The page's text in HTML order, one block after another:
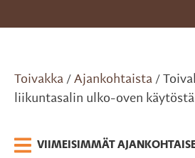
Toivakka / Ajankohtaista /
liikuntasalin ulko-oven käytöstä
VIIMEISIMMÄT